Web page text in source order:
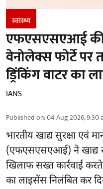
स्वास्थ्य
एफएसएसएआई की
वेनोलेक्स फोर्टे पर
ड्रिंकिंग वाटर का
IANS
Published on:04 Aug 2026, 9:30
भारतीय खाद्य सुरक्षा एवं
(एफएसएसएआई) ने
खिलाफ सख्त कार्रवाई करते
का लाइसेंस निलंबित कर